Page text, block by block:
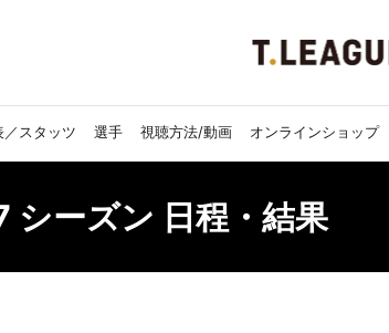
／スタッツ 選手 視聴方法/動画 オンラインショップ
ーズン 日程・結果